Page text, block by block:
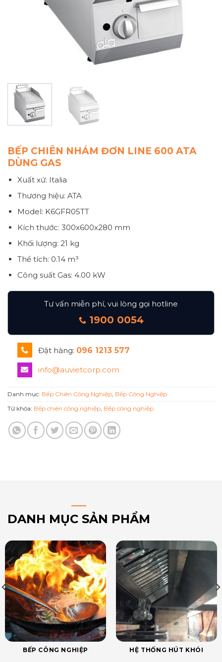
BẾP CHIÊN NHÁM ĐƠN LINE 600 ATA
DÙNG GAS
Xuất xứ: Italia
Thương hiệu: ATA
Model: K6GFR05TT
Kích thước: 300x600x280 mm
Khối lượng: 21 kg
Thể tích: 0.14 m³
Công suất Gas: 4.00 kW
Tư vấn miễn phí, vui lòng gọi hotline
1900 0054
Đặt hàng: 096 1213 577
info@auvietcorp.com
Danh mục: Bếp Chiên Công Nghiệp, Bếp Công Nghiệp
Từ khóa: Bếp chiên công nghiệp, Bếp công nghiệp
DANH MỤC SẢN PHẨM
BẾP CÔNG NGHIỆP HỆ THỐNG HÚT KHÓI